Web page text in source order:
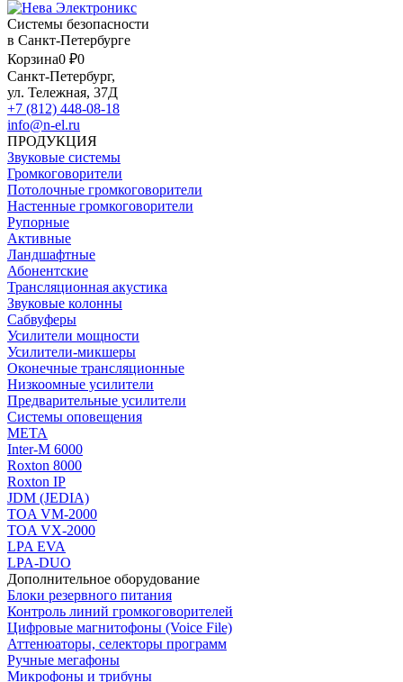
Системы безопасности
в Санкт-Петербурге
Корзина0 ₽0
Санкт-Петербург,
ул. Тележная, 37Д
+7 (812) 448-08-18
info@n-el.ru
ПРОДУКЦИЯ
Звуковые системы
Громкоговорители
Потолочные громкоговорители
Настенные громкоговорители
Рупорные
Активные
Ландшафтные
Абонентские
Трансляционная акустика
Звуковые колонны
Сабвуферы
Усилители мощности
Усилители-микшеры
Оконечные трансляционные
Низкоомные усилители
Предварительные усилители
Системы оповещения
МЕТА
Inter-M 6000
Roxton 8000
Roxton IP
JDM (JEDIA)
TOA VM-2000
TOA VX-2000
LPA EVA
LPA-DUO
Дополнительное оборудование
Блоки резервного питания
Контроль линий громкоговорителей
Цифровые магнитофоны (Voice File)
Аттенюаторы, селекторы программ
Ручные мегафоны
Микрофоны и трибуны